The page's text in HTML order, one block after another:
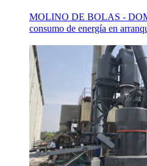
MOLINO DE BOLAS -
consumo de energía en